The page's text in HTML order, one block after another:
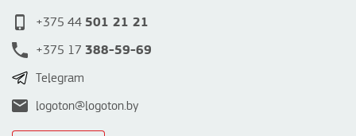
+375 44 501 21 21
+375 17 388-59-69
Telegram
logoton@logoton.by